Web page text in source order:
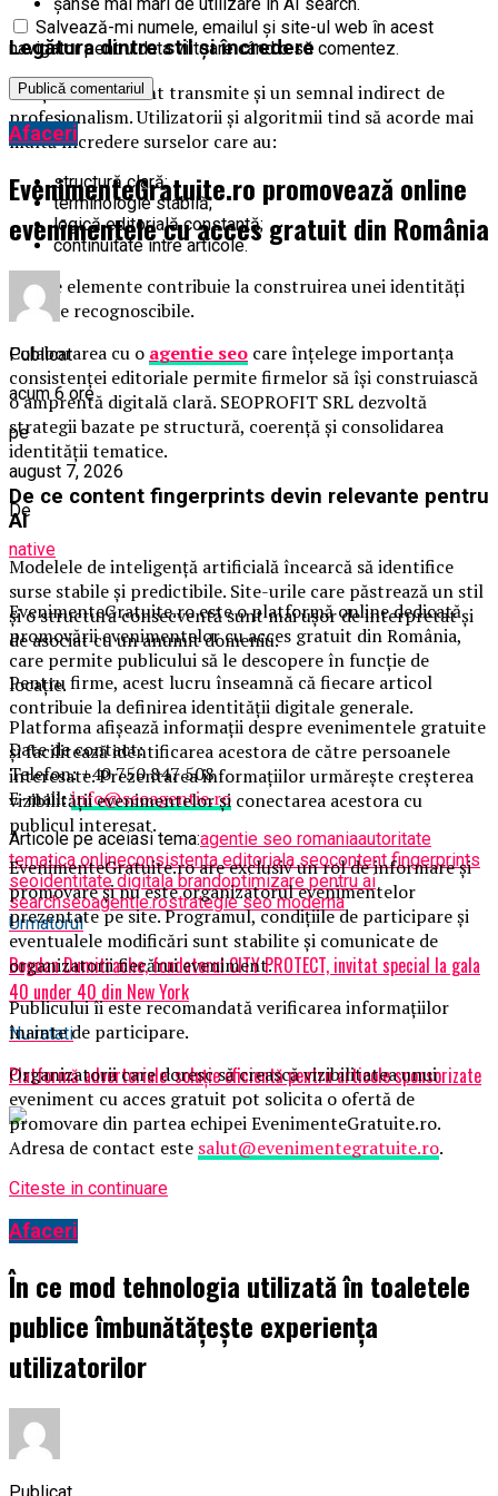
Legătura dintre stil și încredere
Conținutul coerent transmite și un semnal indirect de
profesionalism. Utilizatorii și algoritmii tind să acorde mai
multă încredere surselor care au:
structură clară;
terminologie stabilă;
logică editorială constantă;
continuitate între articole.
Aceste elemente contribuie la construirea unei identități
digitale recognoscibile.
Colaborarea cu o agentie seo care înțelege importanța
consistenței editoriale permite firmelor să își construiască
o amprentă digitală clară. SEOPROFIT SRL dezvoltă
strategii bazate pe structură, coerență și consolidarea
identității tematice.
De ce content fingerprints devin relevante pentru
AI
Modelele de inteligență artificială încearcă să identifice
surse stabile și predictibile. Site-urile care păstrează un stil
și o structură consecventă sunt mai ușor de interpretat și
de asociat cu un anumit domeniu.
Pentru firme, acest lucru înseamnă că fiecare articol
contribuie la definirea identității digitale generale.
Date de contact:
Telefon: +40 750 847 508
E-mail:info@seoagentie.ro
Articole pe aceiasi tema:agentie seo romaniaautoritate
tematica onlineconsistenta editoriala seocontent fingerprints
seoidentitate digitala brandoptimizare pentru ai
searchseoagentie.rostrategie seo moderna
Urmatorul
Bogdan Dumitrache, fondatorul CITY PROTECT, invitat special la gala
40 under 40 din New York
Nu ratati
Platformă advertoriale: soluție eficientă pentru articole sponsorizate
Salvează-mi numele, emailul și site-ul web în acest
navigator pentru data viitoare când o să comentez.
Afaceri
EvenimenteGratuite.ro promovează online
evenimentele cu acces gratuit din România
Publicat
acum 6 ore
pe
august 7, 2026
De
native
EvenimenteGratuite.ro este o platformă online dedicată
promovării evenimentelor cu acces gratuit din România,
care permite publicului să le descopere în funcție de
locație.
Platforma afișează informații despre evenimentele gratuite
și facilitează identificarea acestora de către persoanele
interesate. Prezentarea informațiilor urmărește creșterea
vizibilității evenimentelor și conectarea acestora cu
publicul interesat.
EvenimenteGratuite.ro are exclusiv un rol de informare și
promovare și nu este organizatorul evenimentelor
prezentate pe site. Programul, condițiile de participare și
eventualele modificări sunt stabilite și comunicate de
organizatorii fiecărui eveniment.
Publicului îi este recomandată verificarea informațiilor
înainte de participare.
Organizatorii care doresc să crească vizibilitatea unui
eveniment cu acces gratuit pot solicita o ofertă de
promovare din partea echipei EvenimenteGratuite.ro.
Adresa de contact este salut@evenimentegratuite.ro.
Citeste in continuare
Afaceri
În ce mod tehnologia utilizată în toaletele
publice îmbunătățește experiența
utilizatorilor